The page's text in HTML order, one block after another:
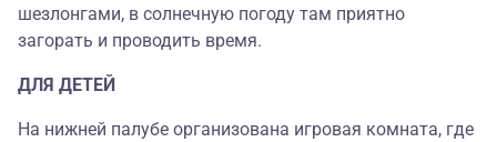
шезлонгами, в солнечную погоду там приятно
загорать и проводить время.
ДЛЯ ДЕТЕЙ
На нижней палубе организована игровая комната, где